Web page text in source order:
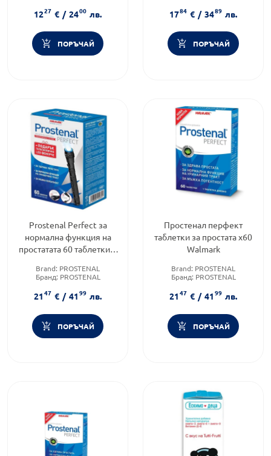
1227 € / 2400 лв.
ПОРЪЧАЙ
1784 € / 3489 лв.
ПОРЪЧАЙ
Prostenal Perfect за
нормална функция на
простатата 60 таблетки +
фенерче
Brand: PROSTENAL
Бранд: PROSTENAL
2147 € / 4199 лв.
ПОРЪЧАЙ
Простенал перфект
таблетки за простата х60
Walmark
Brand: PROSTENAL
Бранд: PROSTENAL
2147 € / 4199 лв.
ПОРЪЧАЙ